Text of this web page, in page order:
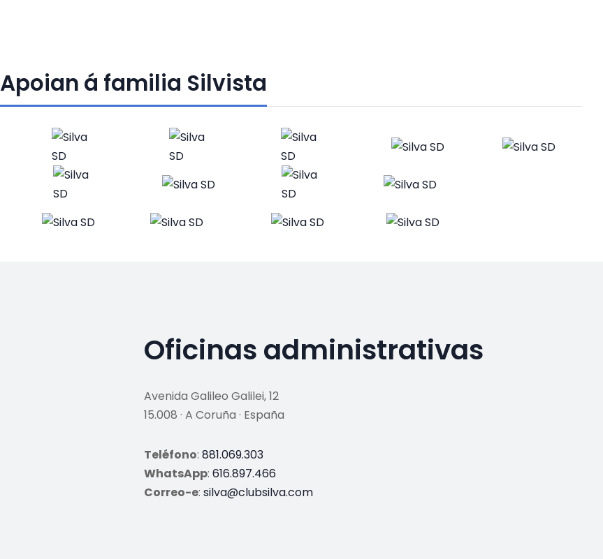
Apoian á familia Silvista
Oficinas administrativas
Avenida Galileo Galilei, 12
15.008 · A Coruña · España
Teléfono: 881.069.303
WhatsApp: 616.897.466
Correo-e: silva@clubsilva.com